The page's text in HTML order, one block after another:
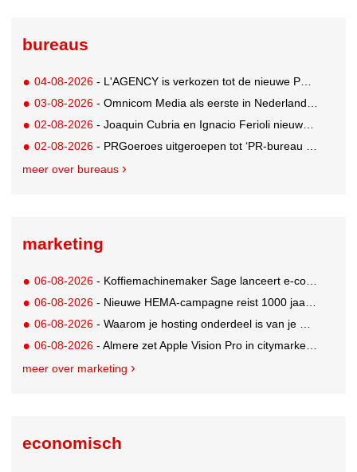
bureaus
04-08-2026 - L'AGENCY is verkozen tot de nieuwe PR-partner van KoRo
03-08-2026 - Omnicom Media als eerste in Nederland actief met advertenties in ChatGPT
02-08-2026 - Joaquin Cubria en Ignacio Ferioli nieuwe Global CCO’s GUT, Renata Neumann Global Head of Production
02-08-2026 - PRGoeroes uitgeroepen tot ‘PR-bureau van het jaar 2026’
meer over bureaus
marketing
06-08-2026 - Koffiemachinemaker Sage lanceert e-commerceplatform voor koffieliefhebbers
06-08-2026 - Nieuwe HEMA-campagne reist 1000 jaar terug in de tijd naar 'Hemastein'
06-08-2026 - Waarom je hosting onderdeel is van je merkstrategie
06-08-2026 - Almere zet Apple Vision Pro in citymarketing
meer over marketing
economisch